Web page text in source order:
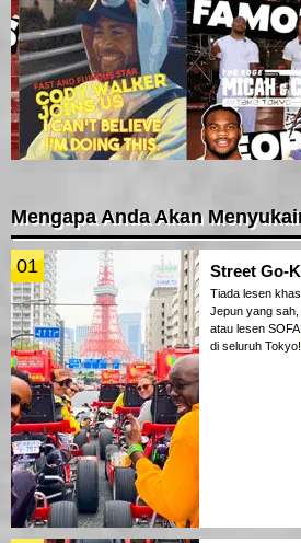
Mengapa Anda Akan
01 Street Go-
Tiada lesen
Jepun yang sah,
atau lesen
di seluruh Tokyo!